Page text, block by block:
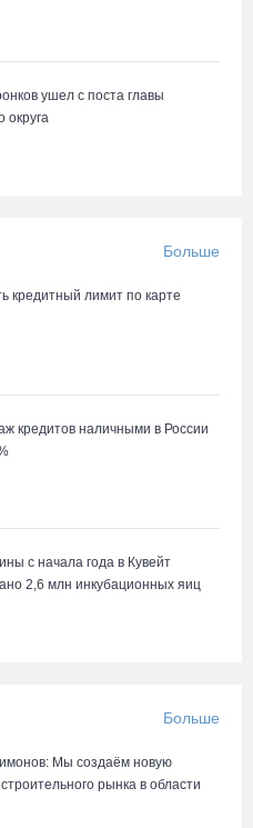
из лодки пенсионер
открыли
врезалась в машину
очередной точки
ушел с поста главы
округа
Больше
кредитный лимит по карте
кредитов наличными в России
с начала года в Кувейт
2,6 млн инкубационных яиц
Больше
Мы создаём новую
рынка в области